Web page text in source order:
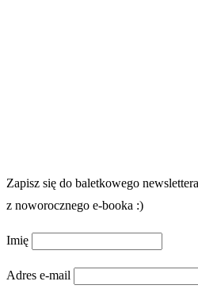
Zapisz się do baletkowego
z noworocznego e-booka :)
Imię
Adres e-mail